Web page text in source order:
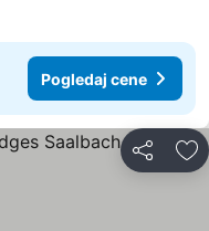
Pogledaj cene
Deli